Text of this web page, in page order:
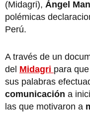
(Midagri), Ángel
polémicas
Perú.
A través de un
del Midagri para
sus palabras
comunicación a
las que motivaron a